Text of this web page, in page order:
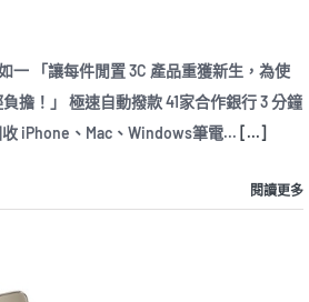
一 「讓每件閒置 3C 產品重獲新生，為使
擔！」 極速自動撥款 41家合作銀行 3 分鐘
iPhone、Mac、Windows筆電... [...]
閱讀更多